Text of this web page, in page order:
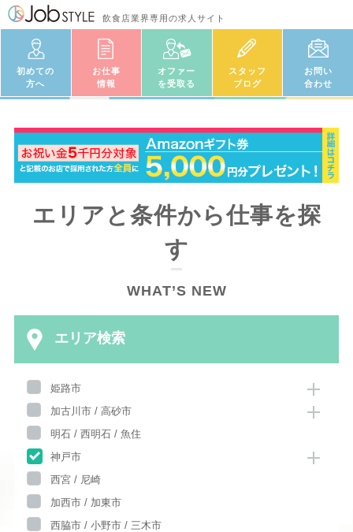
飲食店業界専用の求人サイト
初めての
方へ
お仕事
情報
オファー
を受取る
スタッフ
ブログ
お問い
合わせ
エリアと条件から仕事を探
す
WHAT’S NEW
エリア検索
姫路市
加古川市 / 高砂市
明石 / 西明石 / 魚住
神戸市
西宮 / 尼崎
加西市 / 加東市
西脇市 / 小野市 / 三木市